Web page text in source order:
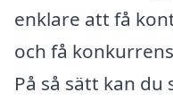
enklare att få
och få
På så sätt kan